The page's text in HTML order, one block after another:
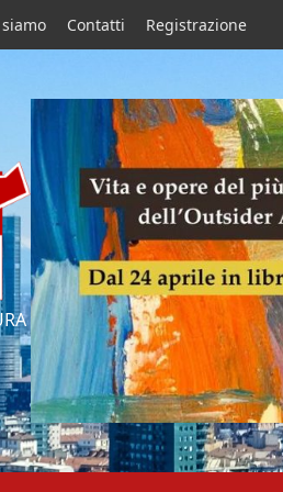
Contatti Registrazione